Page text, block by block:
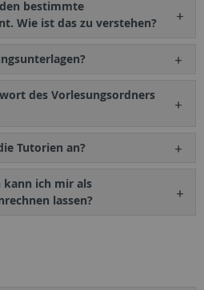
bestimmte
Wie ist das zu verstehen?
des Vorlesungsordners
Tutorien an?
kann ich mir als
lassen?